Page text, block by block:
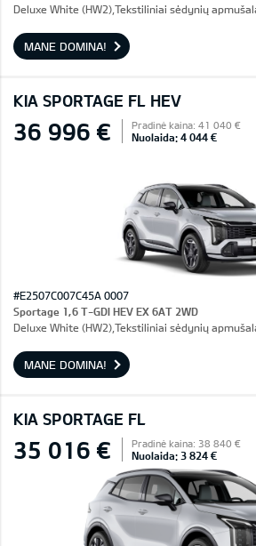
Deluxe White (HW2),Tekstiliniai sėdynių
MANE DOMINA!
KIA SPORTAGE FL HEV
36 996 € Pradinė kaina: 41 040 €
Nuolaida: 4 044 €
#E2507C007C45A 0007
Sportage 1,6 T-GDI HEV EX 6AT 2WD
Deluxe White (HW2),Tekstiliniai sėdynių
MANE DOMINA!
KIA SPORTAGE FL
35 016 € Pradinė kaina: 38 840 €
Nuolaida: 3 824 €